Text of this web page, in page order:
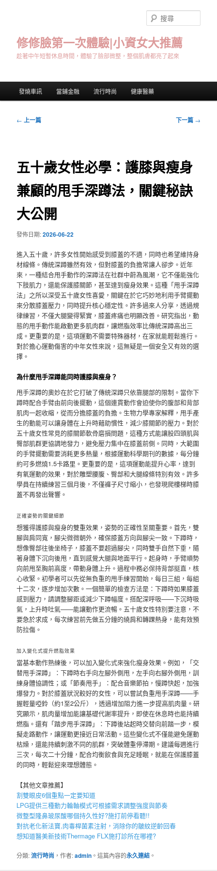
修修臉第一次體驗|小資女大推薦
趁著中午短暫休息時間，體驗了臉部微整，整個肌膚都亮了起來
尋
發燒車訊 當鋪金融 流行時尚 健康醫藥
文
← 上一篇 下一篇 →
五十歲女性必學：護膝與瘦身
兼顧的甩手深蹲法，關鍵秘訣
大公開
發佈日期:2026-06-22
進入五十歲，許多女性開始感受到膝蓋的不適，同時也希望維持身
材線條。傳統深蹲雖然有效，但對膝蓋的負擔常讓人卻步。近年
來，一種結合甩手動作的深蹲法在社群中蔚為風潮，它不僅能強化
下肢肌力，還能保護膝關節，甚至達到瘦身效果。這種「甩手深蹲
法」之所以深受五十歲女性喜愛，關鍵在於它巧妙地利用手臂擺動
來分散膝蓋壓力，同時提升核心穩定性。許多過來人分享，透過規
律練習，不僅大腿變得緊實，膝蓋疼痛也明顯改善。研究指出，動
態的甩手動作能啟動更多肌肉群，讓燃脂效率比傳統深蹲高出三
成。更重要的是，這項運動不需要特殊器材，在家就能輕鬆進行。
對於擔心運動傷害的中年女性來說，這無疑是一個安全又有效的選
擇。
為什麼甩手深蹲能同時護膝與瘦身？
甩手深蹲的奧妙在於它打破了傳統深蹲只依靠腿部的限制。當你下
蹲時配合手臂由前向後擺動，這個連貫動作會迫使你的腹部和背部
肌肉一起收縮，從而分擔膝蓋的負擔。生物力學專家解釋，甩手產
生的動能可以讓身體在上升時藉助慣性，減少膝關節的壓力。對於
五十歲女性常見的膝關節軟骨磨損問題，這種方式能讓股四頭肌與
臀部肌群更協調地發力，避免壓力集中在膝蓋前側。同時，大範圍
的手臂擺動需要消耗更多熱量，根據運動科學期刊的數據，每分鐘
約可多燃燒1.5卡路里。更重要的是，這項運動能提升心率，達到
有氧運動的效果，對於雕塑腰腹、臀部和大腿線條特別有效。許多
學員在持續練習三個月後，不僅褲子尺寸縮小，也發現爬樓梯時膝
蓋不再發出聲響。
正確姿勢的關鍵細節
想獲得護膝與瘦身的雙重效果，姿勢的正確性至關重要。首先，雙
腳與肩同寬，腳尖微微朝外，確保膝蓋方向與腳尖一致。下蹲時，
想像臀部往後坐椅子，膝蓋不要超過腳尖，同時雙手自然下垂，隨
著身體下沉向後甩，直到感覺大腿與地面平行。起身時，手臂順勢
向前甩至胸前高度，帶動身體上升。過程中務必保持背部挺直，核
心收緊。初學者可以先從無負重的甩手練習開始，每日三組，每組
十二次，逐步增加次數。一個簡單的檢查方法是：下蹲時如果膝蓋
感到壓力，請調整腳距或減少下蹲幅度。搭配深呼吸——下沉時吸
氣，上升時吐氣——能讓動作更流暢。五十歲女性特別要注意，不
要急於求成，每次練習前先做五分鐘的繞肩和轉踝熱身，能有效預
防拉傷。
加入變化式提升燃脂效果
當基本動作熟練後，可以加入變化式來強化瘦身效果。例如，「交
替甩手深蹲」：下蹲時右手向左腳外側甩，左手向右腳外側甩，訓
練身體協調性；或「節奏甩手」：配合音樂節拍，慢蹲快起，加強
爆發力。對於膝蓋狀況較好的女性，可以嘗試負重甩手深蹲——手
握輕量啞鈴（約1至2公斤），透過增加阻力進一步提高肌肉量。研
究顯示，肌肉量增加能讓基礎代謝率提升，即使在休息時也能持續
燃脂。還有「踏步甩手深蹲」：下蹲後站起時交替向前踏一步，模
擬走路動作，讓運動更接近日常活動。這些變化式不僅能避免運動
枯燥，還能持續刺激不同的肌群，突破體重停滯期。建議每週進行
三次，每次二十分鐘，配合均衡飲食與充足睡眠，就能在保護膝蓋
的同時，輕鬆迎來理想體態。
【其他文章推薦】
割雙眼皮6個重點一定要知道
LPG提供三種動力輪軸模式可根據需求調整強度與節奏
微整型隆鼻玻尿酸哪個持久性好?施打前停看聽!!
對抗老化新法寶,肉毒桿菌素注射，消除你的皺紋逆齡回春
想知道醫美新技術Thermage FLX施打診所在哪裡?
分類:流行時尚 ，作者:admin 。這篇內容的永久連結 。